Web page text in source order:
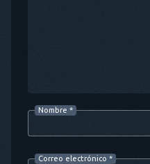
Nombre *
Correo electrónico *